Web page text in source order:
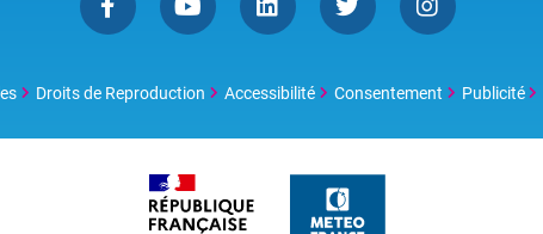
Droits de Reproduction Accessibilité Consentement Publicité